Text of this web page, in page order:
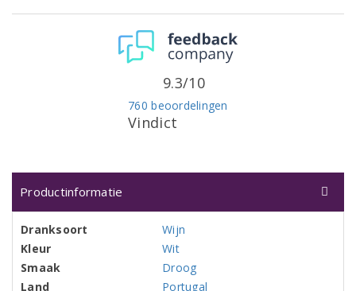
Vindict
760 beoordelingen
9.3/10
Productinformatie
Dranksoort
Wijn
Kleur
Wit
Smaak
Droog
Land
Portugal